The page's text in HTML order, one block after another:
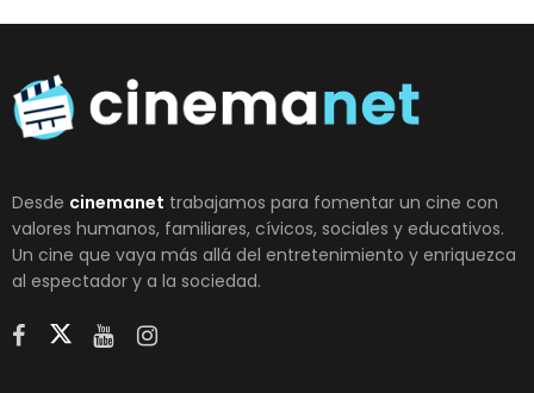
Desde cinemanet trabajamos para fomentar un cine con
valores humanos, familiares, cívicos, sociales y educativos.
Un cine que vaya más allá del entretenimiento y enriquezca
al espectador y a la sociedad.